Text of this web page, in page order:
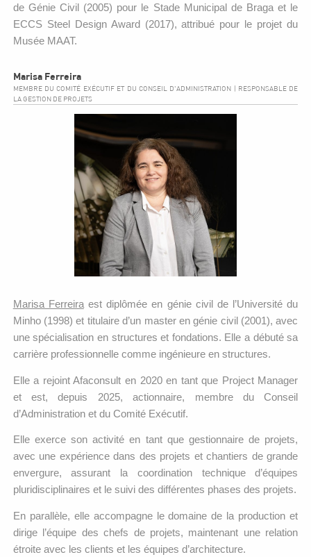
de Génie Civil (2005) pour le Stade Municipal de Braga et le
ECCS Steel Design Award (2017), attribué pour le projet du
Musée MAAT.
Marisa Ferreira
MEMBRE DU COMITÉ EXÉCUTIF ET DU CONSEIL D'ADMINISTRATION | RESPONSABLE DE
LA GESTION DE PROJETS
Marisa Ferreiraest diplômée en génie civil de l’Université du
Minho (1998) et titulaire d’un master en génie civil (2001), avec
une spécialisation en structures et fondations. Elle a débuté sa
carrière professionnelle comme ingénieure en structures.
Elle a rejoint Afaconsult en 2020 en tant que Project Manager
et est, depuis 2025, actionnaire, membre du Conseil
d’Administration et du Comité Exécutif.
Elle exerce son activité en tant que gestionnaire de projets,
avec une expérience dans des projets et chantiers de grande
envergure, assurant la coordination technique d’équipes
pluridisciplinaires et le suivi des différentes phases des projets.
En parallèle, elle accompagne le domaine de la production et
dirige l’équipe des chefs de projets, maintenant une relation
étroite avec les clients et les équipes d’architecture.